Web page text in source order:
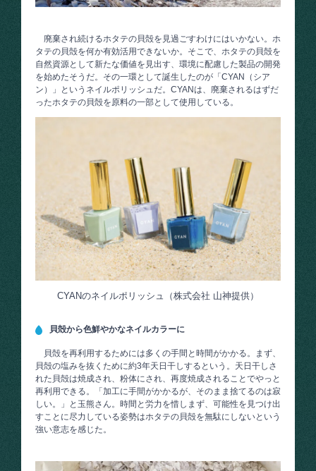
廃棄され続けるホタテの貝殻を見過ごすわけにはいかない。ホ
タテの貝殻を何か有効活用できないか。そこで、ホタテの貝殻を
自然資源として新たな価値を見出す、環境に配慮した製品の開発
を始めたそうだ。その一環として誕生したのが「CYAN（シア
ン）」というネイルポリッシュだ。CYANは、廃棄されるはずだ
ったホタテの貝殻を原料の一部として使用している。
CYANのネイルポリッシュ（株式会社 山神提供）
貝殻から色鮮やかなネイルカラーに
貝殻を再利用するためには多くの手間と時間がかかる。まず、
貝殻の塩みを抜くために約3年天日干しするという。天日干しさ
れた貝殻は焼成され、粉体にされ、再度焼成されることでやっと
再利用できる。「加工に手間がかかるが、そのまま捨てるのは寂
しい。」と玉熊さん。時間と労力を惜しまず、可能性を見つけ出
すことに尽力している姿勢はホタテの貝殻を無駄にしないという
強い意志を感じた。